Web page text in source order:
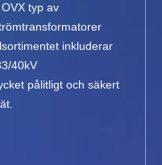
typ av
inkluderar
40kV
pålitligt och säkert